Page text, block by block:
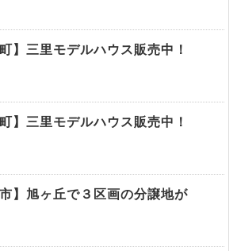
町】三里モデルハウス販売中！
町】三里モデルハウス販売中！
市】旭ヶ丘で３区画の分譲地が